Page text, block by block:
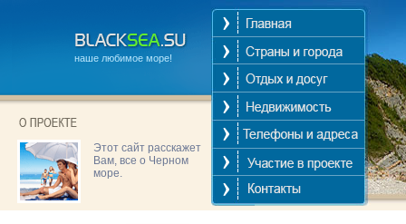
наше любимое море!
Этот сайт расскажет
Вам, все о Черном
море.